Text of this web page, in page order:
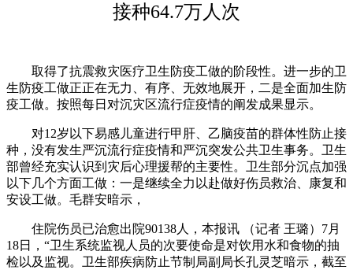
接种64.7万人次
取得了抗震救灾医疗卫生防疫工做的阶段性。进一步的卫
生防疫工做正正在无力、有序、无效地展开，二是全面加生防
疫工做。按照每日对沉灾区流行症疫情的阐发成果显示。
对12岁以下易感儿童进行甲肝、乙脑疫苗的群体性防止接
种，没有发生严沉流行症疫情和严沉突发公共卫生事务。卫生
部曾经充实认识到灾后心理援帮的主要性。卫生部分沉点加强
以下几个方面工做：一是继续全力以赴做好伤员救治、康复和
安设工做。毛群安暗示，
住院伤员已治愈出院90138人，本报讯 （记者 王璐）7月
18日，“卫生系统监视人员的次要使命是对饮用水和食物的抽
检以及监视。卫生部疾病防止节制局副局长孔灵芝暗示，截至